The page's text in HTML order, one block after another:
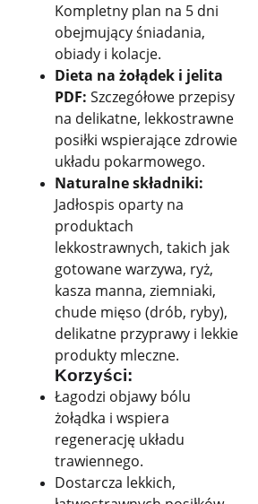
Kompletny plan na 5 dni
obejmujący śniadania,
obiady i kolacje.
Dieta na żołądek i jelita
PDF: Szczegółowe przepisy
na delikatne, lekkostrawne
posiłki wspierające zdrowie
układu pokarmowego.
Naturalne składniki:
Jadłospis oparty na
produktach
lekkostrawnych, takich jak
gotowane warzywa, ryż,
kasza manna, ziemniaki,
chude mięso (drób, ryby),
delikatne przyprawy i lekkie
produkty mleczne.
Korzyści:
Łagodzi objawy bólu
żołądka i wspiera
regenerację układu
trawiennego.
Dostarcza lekkich,